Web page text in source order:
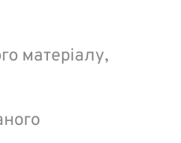
матеріалу,